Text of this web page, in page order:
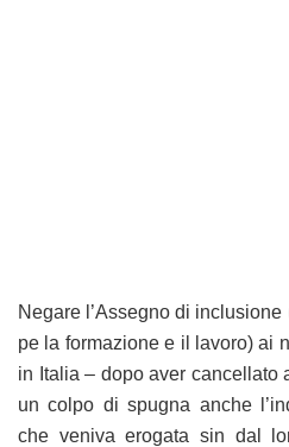
Negare l’Assegno di
pe la formazione e il lavoro) ai
in Italia – dopo aver cancellato
un colpo di spugna anche
che veniva erogata sin dal